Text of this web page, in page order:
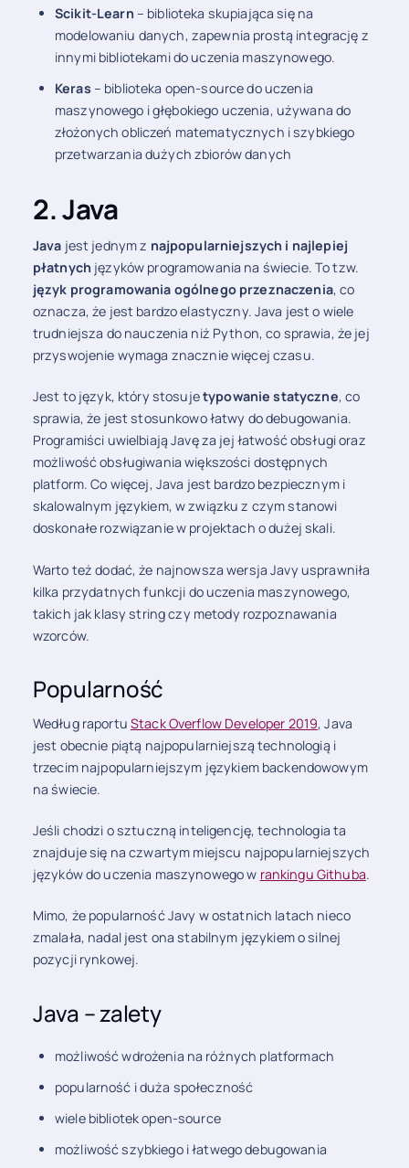
Scikit-Learn – biblioteka skupiająca się na
modelowaniu danych, zapewnia prostą integrację z
innymi bibliotekami do uczenia maszynowego.
Keras – biblioteka open-source do uczenia
maszynowego i głębokiego uczenia, używana do
złożonych obliczeń matematycznych i szybkiego
przetwarzania dużych zbiorów danych
2. Java
Java jest jednym z najpopularniejszych i najlepiej
płatnych języków programowania na świecie. To tzw.
język programowania ogólnego przeznaczenia, co
oznacza, że jest bardzo elastyczny. Java jest o wiele
trudniejsza do nauczenia niż Python, co sprawia, że jej
przyswojenie wymaga znacznie więcej czasu.
Jest to język, który stosujetypowanie statyczne, co
sprawia, że jest stosunkowo łatwy do debugowania.
Programiści uwielbiają Javę za jej łatwość obsługi oraz
możliwość obsługiwania większości dostępnych
platform. Co więcej, Java jest bardzo bezpiecznym i
skalowalnym językiem, w związku z czym stanowi
doskonałe rozwiązanie w projektach o dużej skali.
Warto też dodać, że najnowsza wersja Javy usprawniła
kilka przydatnych funkcji do uczenia maszynowego,
takich jak klasy string czy metody rozpoznawania
wzorców.
Popularność
Według raportu Stack Overflow Developer 2019, Java
jest obecnie piątą najpopularniejszą technologią i
trzecim najpopularniejszym językiem backendowowym
na świecie.
Jeśli chodzi o sztuczną inteligencję, technologia ta
znajduje się na czwartym miejscu najpopularniejszych
języków do uczenia maszynowego w rankingu Githuba.
Mimo, że popularność Javy w ostatnich latach nieco
zmalała, nadal jest ona stabilnym językiem o silnej
pozycji rynkowej.
Java – zalety
możliwość wdrożenia na różnych platformach
popularność i duża społeczność
wiele bibliotek open-source
możliwość szybkiego i łatwego debugowania